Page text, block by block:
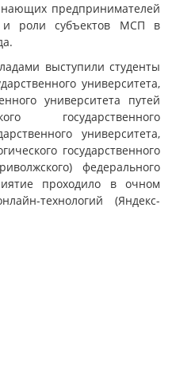
предпринимателей
и роли субъектов МСП в
выступили студенты
университета,
университета путей
государственного
университета,
государственного
федерального
проходило в очном
технологий (Яндекс-